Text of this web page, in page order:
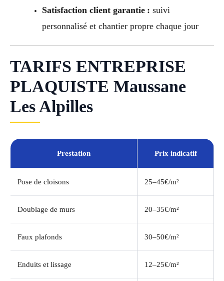
Satisfaction client garantie : suivi
personnalisé et chantier propre chaque jour
TARIFS ENTREPRISE
PLAQUISTE Maussane
Les Alpilles
Prestation Prix indicatif
Pose de cloisons 25–45€/m²
Doublage de murs 20–35€/m²
Faux plafonds 30–50€/m²
Enduits et lissage 12–25€/m²